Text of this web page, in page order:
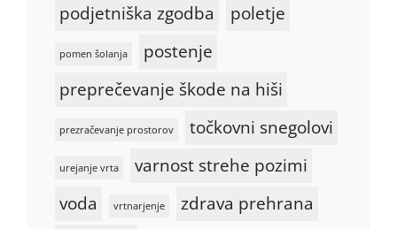
podjetniška zgodba
poletje
pomen šolanja
postenje
preprečevanje škode na hiši
prezračevanje prostorov točkovni snegolovi
urejanje vrta
varnost strehe pozimi
voda
vrtnarjenje zdrava prehrana